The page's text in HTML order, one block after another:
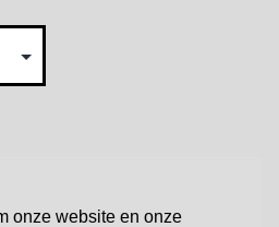
onze website en onze